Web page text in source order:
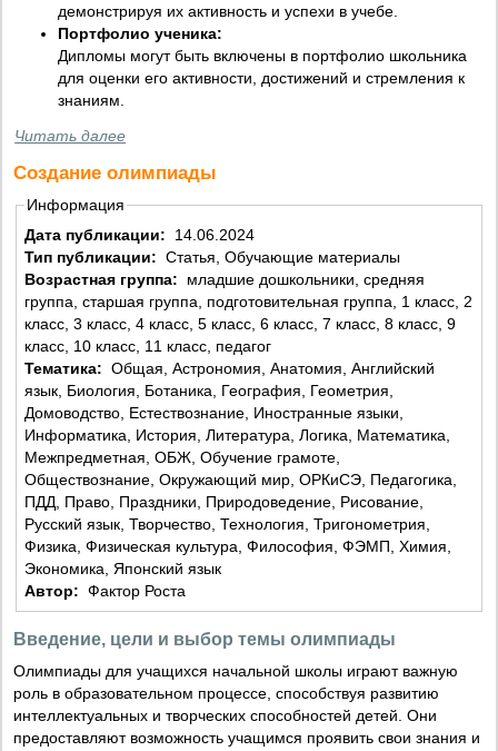
демонстрируя их активность и успехи в учебе.
Портфолио ученика:
Дипломы могут быть включены в портфолио школьника
для оценки его активности, достижений и стремления к
знаниям.
Читать далее
Создание олимпиады
Информация
Дата публикации:
14.06.2024
Тип публикации: Статья, Обучающие материалы
Возрастная группа:
группа, старшая группа, подготовительная группа, 1 класс, 2
класс, 3 класс, 4 класс, 5 класс, 6 класс, 7 класс, 8 класс, 9
класс, 10 класс, 11 класс, педагог
Тематика: Общая, Астрономия, Анатомия, Английский
язык, Биология, Ботаника, География, Геометрия,
Домоводство, Естествознание, Иностранные языки,
Информатика, История, Литература, Логика, Математика,
Межпредметная, ОБЖ, Обучение грамоте,
Обществознание, Окружающий мир, ОРКиСЭ, Педагогика,
ПДД, Право, Праздники, Природоведение, Рисование,
Русский язык, Творчество, Технология, Тригонометрия,
Физика, Физическая культура, Философия, ФЭМП, Химия,
Экономика, Японский язык
Автор: Фактор Роста
Введение, цели и выбор темы олимпиады
Олимпиады для учащихся начальной школы играют важную
роль в образовательном процессе, способствуя развитию
интеллектуальных и творческих способностей детей. Они
предоставляют возможность учащимся проявить свои знания и